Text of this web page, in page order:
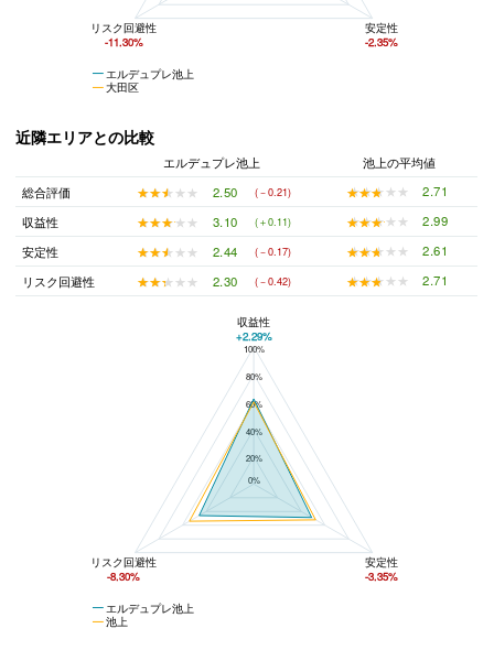
エルデュプレ池上
大田区
リスク回避性
-11.30%
安定性
-2.35%
近隣エリアとの比較
エルデュプレ池上
池上の平均値
総合評価
★★★★★
★★★★★ 2.50 (－0.21) ★★★★★
★★★★★
2.71
収益性
★★★★★
★★★★★ 3.10 (＋0.11) ★★★★★
★★★★★
2.99
安定性
★★★★★
★★★★★ 2.44 (－0.17) ★★★★★
★★★★★
2.61
リスク回避性
★★★★★
★★★★★ 2.30 (－0.42) ★★★★★
★★★★★ 2.71
エルデュプレ池上と池上の平均値の総合評価の比較
100%
80%
60%
40%
20%
0%
エルデュプレ池上
池上
収益性
+2.29%
リスク回避性
-8.30%
安定性
-3.35%